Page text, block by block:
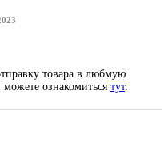
товара в любмую
ознакомиться тут.